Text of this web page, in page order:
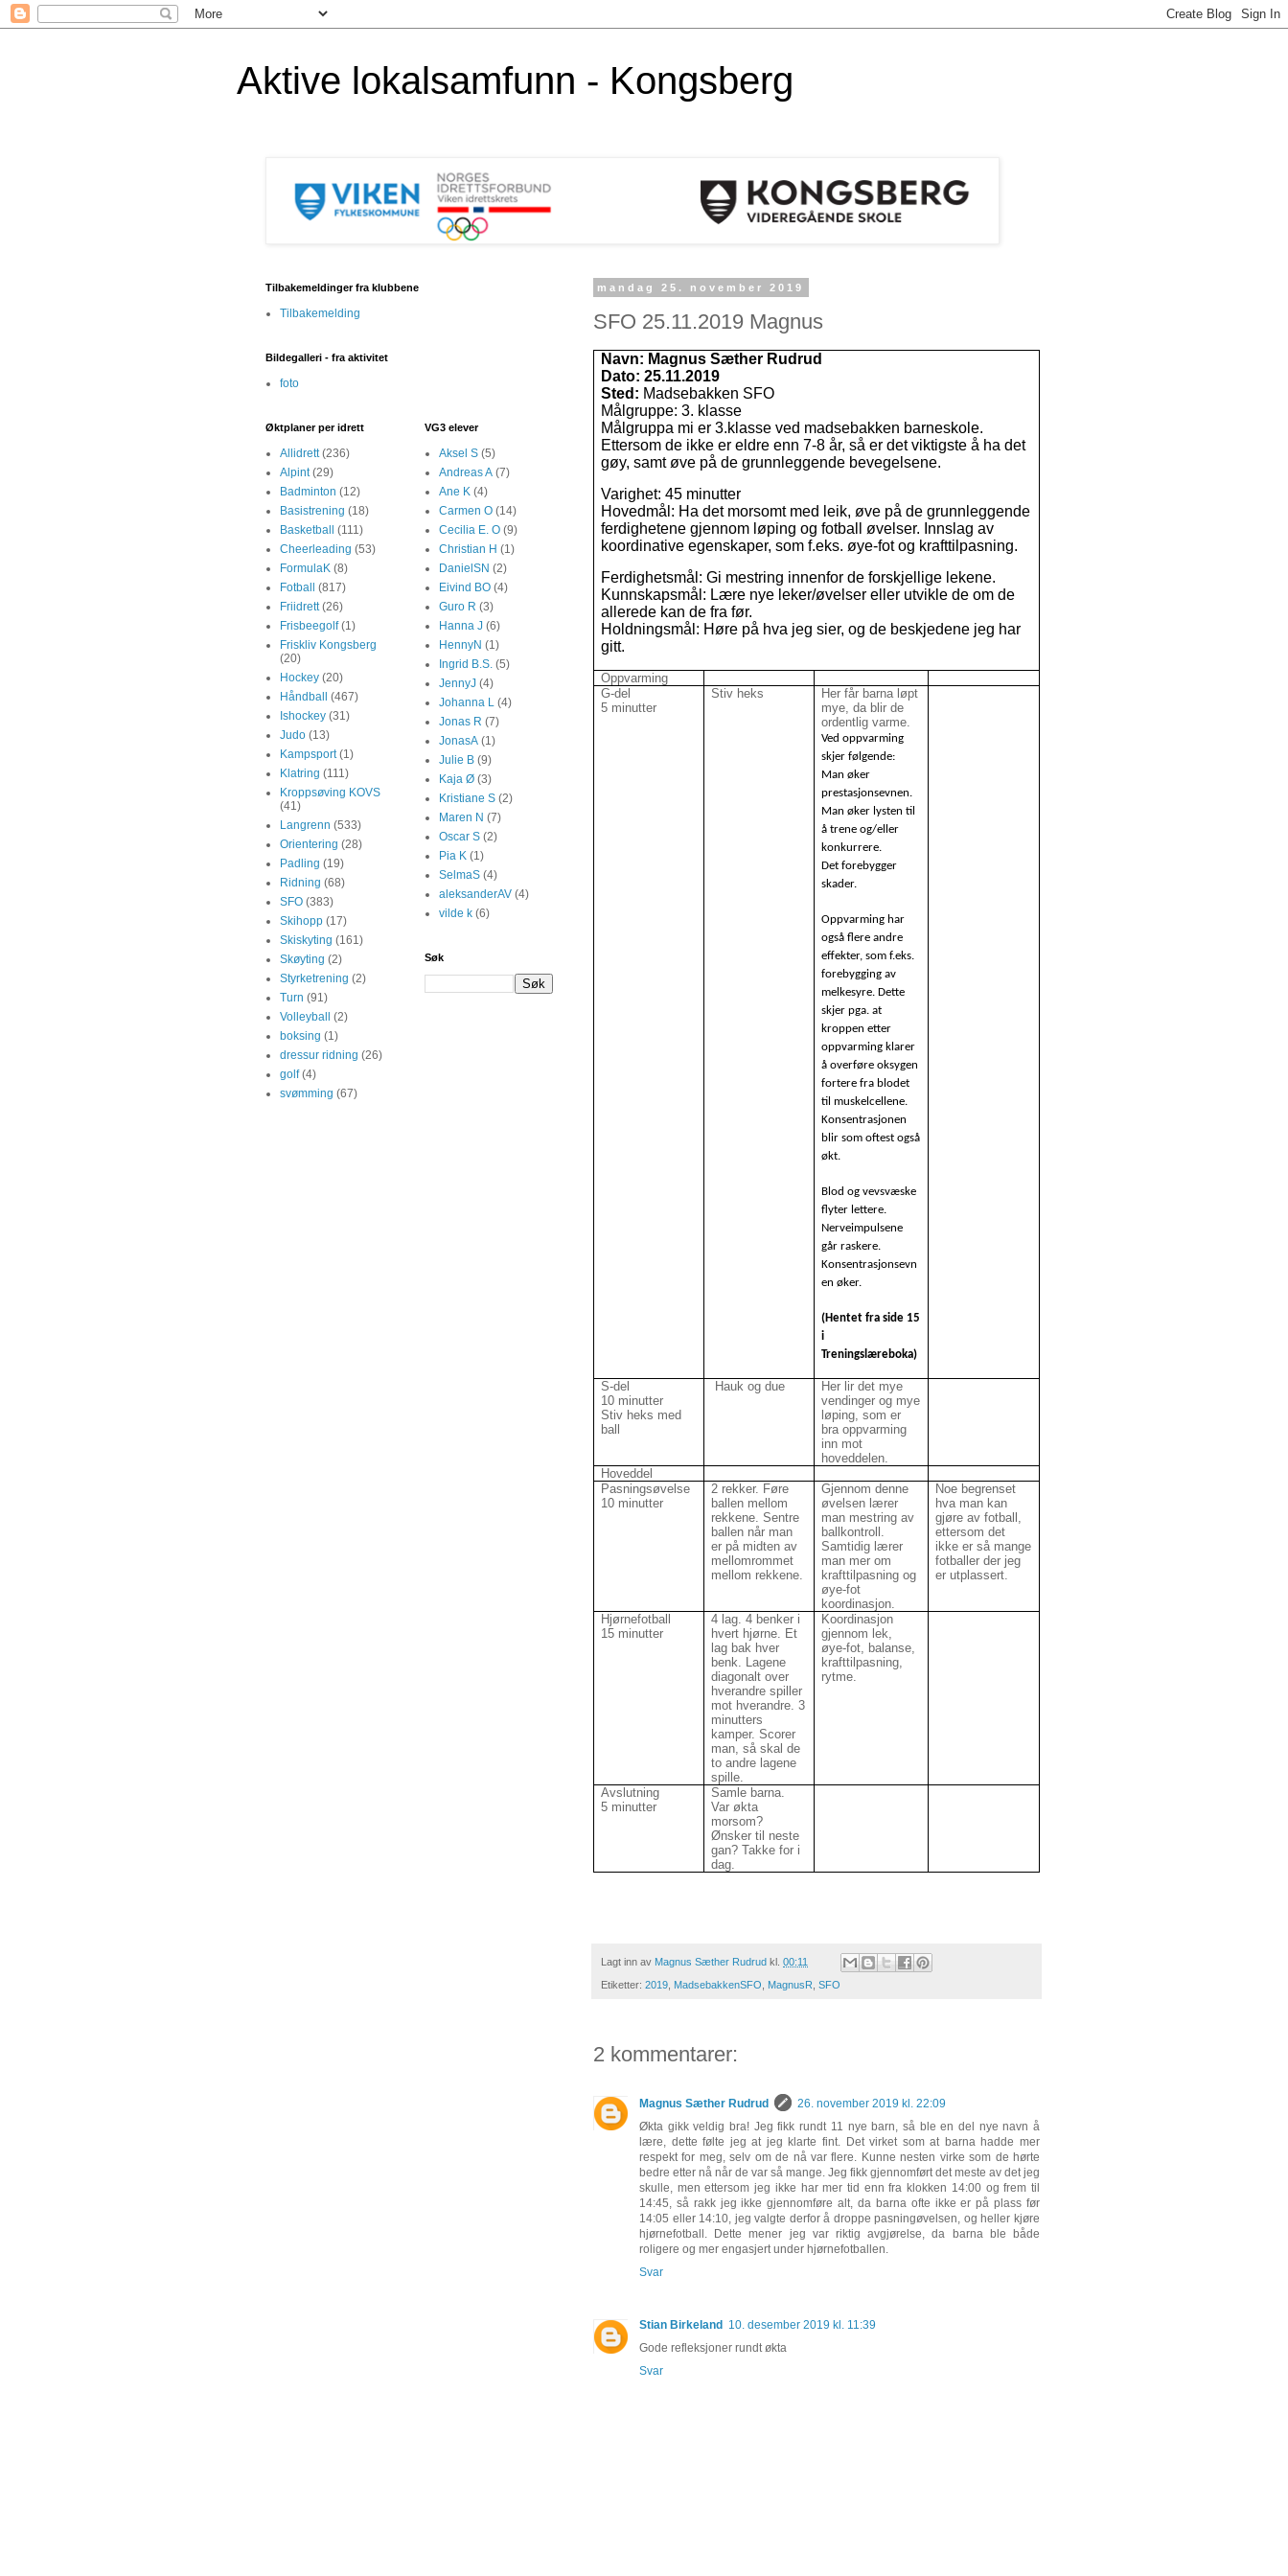
Aktive lokalsamfunn - Kongsberg
mandag 25. november 2019
SFO 25.11.2019 Magnus
Navn: Magnus Sæther Rudrud
Dato: 25.11.2019
Sted: Madsebakken SFO
Målgruppe: 3. klasse
Målgruppa mi er 3.klasse ved madsebakken barneskole.
Ettersom de ikke er eldre enn 7-8 år, så er det viktigste å ha det
gøy, samt øve på de grunnleggende bevegelsene.
Varighet: 45 minutter
Hovedmål: Ha det morsomt med leik, øve på de grunnleggende
ferdighetene gjennom løping og fotball øvelser. Innslag av
koordinative egenskaper, som f.eks. øye-fot og krafttilpasning.
Ferdighetsmål: Gi mestring innenfor de forskjellige lekene.
Kunnskapsmål: Lære nye leker/øvelser eller utvikle de om de
allerede kan de fra før.
Holdningsmål: Høre på hva jeg sier, og de beskjedene jeg har
gitt.
Oppvarming
G-del
5 minutter
Stiv heks
Her får barna løpt
mye, da blir de
ordentlig varme.
Ved oppvarming
skjer følgende:
Man øker
prestasjonsevnen.
Man øker lysten til
å trene og/eller
konkurrere.
Det forebygger
skader.
Oppvarming har
også flere andre
effekter, som f.eks.
forebygging av
melkesyre. Dette
skjer pga. at
kroppen etter
oppvarming klarer
å overføre oksygen
fortere fra blodet
til muskelcellene.
Konsentrasjonen
blir som oftest også
økt.
Blod og vevsvæske
flyter lettere.
Nerveimpulsene
går raskere.
Konsentrasjonsevn
en øker.
(Hentet fra side 15
i
Treningslæreboka)
S-del
10 minutter
Stiv heks med
ball
Hauk og due
Her lir det mye
vendinger og mye
løping, som er
bra oppvarming
inn mot
hoveddelen.
Hoveddel
Pasningsøvelse
10 minutter
2 rekker. Føre
ballen mellom
rekkene. Sentre
ballen når man
er på midten av
mellomrommet
mellom rekkene.
Gjennom denne
øvelsen lærer
man mestring av
ballkontroll.
Samtidig lærer
man mer om
krafttilpasning og
øye-fot
koordinasjon.
Noe begrenset
hva man kan
gjøre av fotball,
ettersom det
ikke er så mange
fotballer der jeg
er utplassert.
Hjørnefotball
15 minutter
4 lag. 4 benker i
hvert hjørne. Et
lag bak hver
benk. Lagene
diagonalt over
hverandre spiller
mot hverandre. 3
minutters
kamper. Scorer
man, så skal de
to andre lagene
spille.
Koordinasjon
gjennom lek,
øye-fot, balanse,
krafttilpasning,
rytme.
Avslutning
5 minutter
Samle barna.
Var økta
morsom?
Ønsker til neste
gan? Takke for i
dag.
Lagt inn av Magnus Sæther Rudrud kl. 00:11
Etiketter: 2019 MadsebakkenSFO MagnusR SFO
2 kommentarer:
Magnus Sæther Rudrud
26. november 2019 kl. 22:09
Økta gikk veldig bra! Jeg fikk rundt 11 nye barn, så ble en del nye navn å
lære, dette følte jeg at jeg klarte fint. Det virket som at barna hadde mer
respekt for meg, selv om de nå var flere. Kunne nesten virke som de hørte
bedre etter nå når de var så mange. Jeg fikk gjennomført det meste av det jeg
skulle, men ettersom jeg ikke har mer tid enn fra klokken 14:00 og frem til
14:45, så rakk jeg ikke gjennomføre alt, da barna ofte ikke er på plass før
14:05 eller 14:10, jeg valgte derfor å droppe pasningøvelsen, og heller kjøre
hjørnefotball. Dette mener jeg var riktig avgjørelse, da barna ble både
roligere og mer engasjert under hjørnefotballen.
Svar
Stian Birkeland
10. desember 2019 kl. 11:39
Gode refleksjoner rundt økta
Svar
Tilbakemeldinger fra klubbene
Tilbakemelding
Bildegalleri - fra aktivitet
foto
Øktplaner per idrett
Allidrett (236)
Alpint (29)
Badminton (12)
Basistrening (18)
Basketball
(111)
Cheerleading (53)
FormulaK (8)
Fotball
(817)
Friidrett (26)
Frisbeegolf (1)
Friskliv Kongsberg
(20)
Hockey (20)
Håndball
(467)
Ishockey (31)
Judo (13)
Kampsport (1)
Klatring (111)
Kroppsøving KOVS
(41)
Langrenn (533)
Orientering (28)
Padling (19)
Ridning (68)
SFO (383)
Skihopp (17)
Skiskyting (161)
Skøyting (2)
Styrketrening (2)
Turn (91)
Volleyball
(2)
boksing (1)
dressur ridning (26)
golf (4)
svømming (67)
VG3 elever
Aksel S (5)
Andreas A (7)
Ane K (4)
Carmen O (14)
Cecilia E. O (9)
Christian H (1)
DanielSN (2)
Eivind BO (4)
Guro R (3)
Hanna J (6)
HennyN (1)
Ingrid B.S. (5)
JennyJ (4)
Johanna L (4)
Jonas R (7)
JonasA (1)
Julie B (9)
Kaja Ø (3)
Kristiane S (2)
Maren N (7)
Oscar S (2)
Pia K (1)
SelmaS (4)
aleksanderAV (4)
vilde k (6)
Søk